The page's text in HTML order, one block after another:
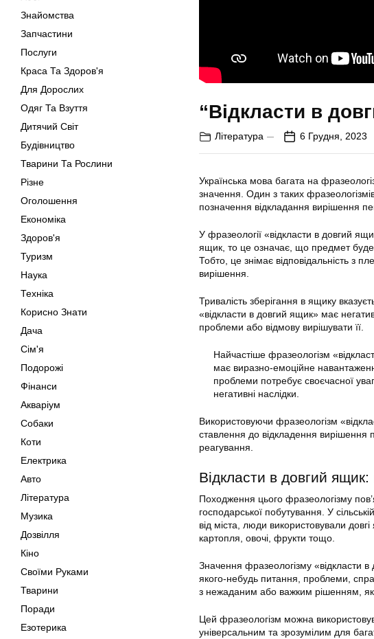
Знайомства
Запчастини
Послуги
Краса Та Здоров'я
Для Дорослих
Одяг Та Взуття
Дитячий Світ
Будівництво
Тварини Та Рослини
Різне
Оголошення
Економіка
Здоров'я
Туризм
Наука
Техніка
Корисно Знати
Дача
Сім'я
Подорожі
Фінанси
Акваріум
Собаки
Коти
Електрика
Авто
Література
Музика
Дозвілля
Кіно
Своїми Руками
Тварини
Поради
Езотерика
“Відкласти в
Література 6 Грудня, 2023
Українська мова багата на
значення. Один з таких
позначення відкладання вирішення
У фразеології «відкласти в довгий
ящик, то це означає, що предмет буде
Тобто, це знімає відповідальність з
вирішення.
Тривалість зберігання в ящику
«відкласти в довгий ящик» має
проблеми або відмову вирішувати її.
Найчастіше фразеологізм
має виразно-емоційне
проблеми потребує своєчасної
негативні наслідки.
Використовуючи фразеологізм
ставлення до відкладення вирішення
реагування.
Відкласти в довгий
Походження цього фразеологізму
господарської побутування. У
від міста, люди використовували
картопля, овочі, фрукти тощо.
Значення фразеологізму «відкласти
якого-небудь питання, проблеми,
з нежаданим або важким рішенням,
Цей фразеологізм можна
універсальним та зрозумілим для